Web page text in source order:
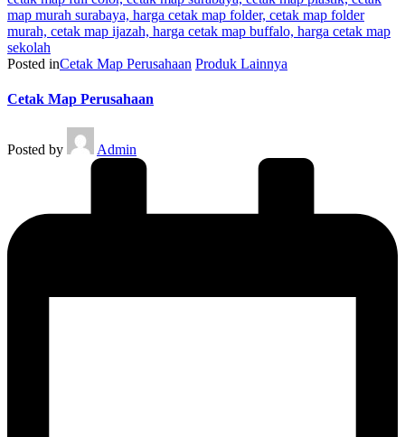
Posted inCetak Map Perusahaan Produk Lainnya
Cetak Map Perusahaan
Posted by Admin